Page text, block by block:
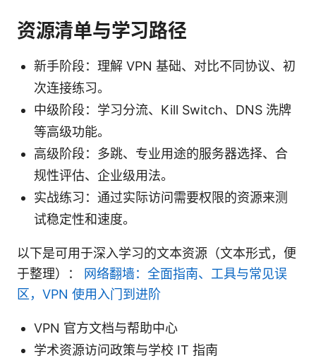
资源清单与学习路径
新手阶段：理解 VPN 基础、对比不同协议、初
次连接练习。
中级阶段：学习分流、Kill Switch、DNS 洗牌
等高级功能。
高级阶段：多跳、专业用途的服务器选择、合
规性评估、企业级用法。
实战练习：通过实际访问需要权限的资源来测
试稳定性和速度。
以下是可用于深入学习的文本资源（文本形式，便
于整理）： 网络翻墙：全面指南、工具与常见误
区，VPN 使用入门到进阶
VPN 官方文档与帮助中心
学术资源访问政策与学校 IT 指南